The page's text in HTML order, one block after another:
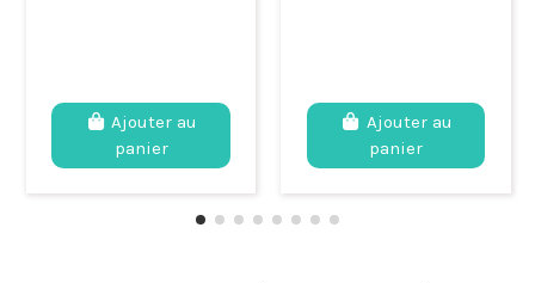
Ajouter au
panier
Ajouter au
panier